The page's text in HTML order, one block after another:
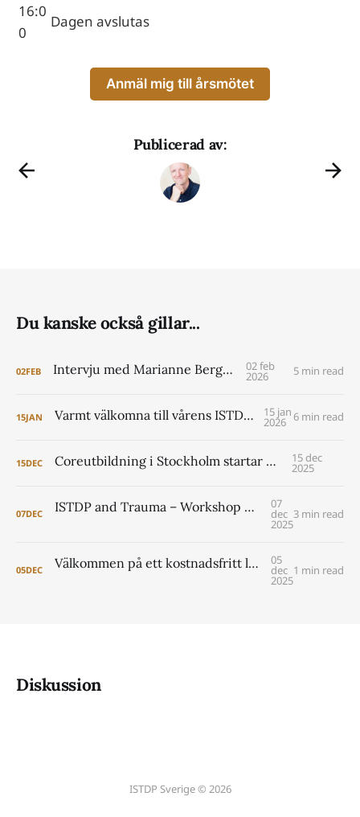
16:0
0
Dagen avslutas
Anmäl mig till årsmötet
Publicerad av:
Du kanske också gillar...
02FEB Intervju med Marianne Berggren 02 feb
2026 5 min read
15JAN Varmt välkomna till vårens ISTDP Academy! 15 jan
2026 6 min read
15DEC Coreutbildning i Stockholm startar 2026 15 dec
2025
07DEC ISTDP and Trauma – Workshop with Jonathan Entis and Peter Lilliengren 07
dec
2025
3 min read
05DEC Välkommen på ett kostnadsfritt lunchseminarium om coreutbildningen i Lund 2026- 2029 05
dec
2025
1 min read
Diskussion
ISTDP Sverige © 2026